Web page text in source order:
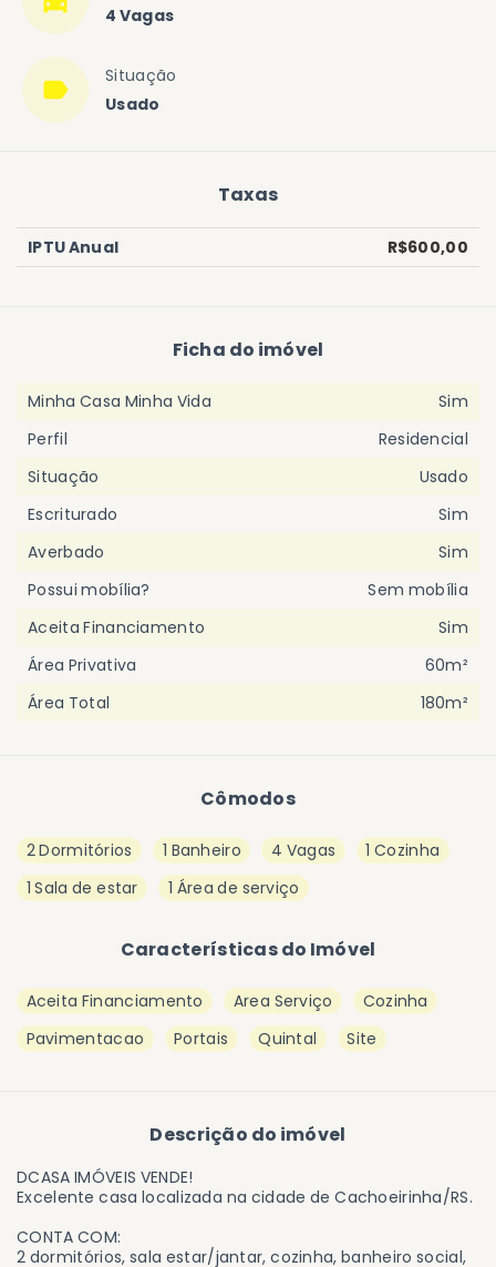
4 Vagas
Situação
Usado
Cômodos
2 Dormitórios 1 Banheiro 4 Vagas
1 Cozinha
1 Sala de estar
1 Área de serviço
Características do Imóvel
Aceita Financiamento Area Serviço
Cozinha
Pavimentacao
Portais Quintal Site
Descrição do imóvel
DCASA IMÓVEIS VENDE!
Excelente casa localizada na cidade de Cachoeirinha/RS.
CONTA COM:
2 dormitórios, sala estar/jantar, cozinha, banheiro social,
Taxas
IPTU Anual R$600,00
Ficha do imóvel
Minha Casa Minha Vida
Sim
Perfil
Residencial
Situação
Usado
Escriturado
Sim
Averbado
Sim
Possui mobília?
Sem mobília
Aceita Financiamento
Sim
Área Privativa
60m²
Área Total
180m²